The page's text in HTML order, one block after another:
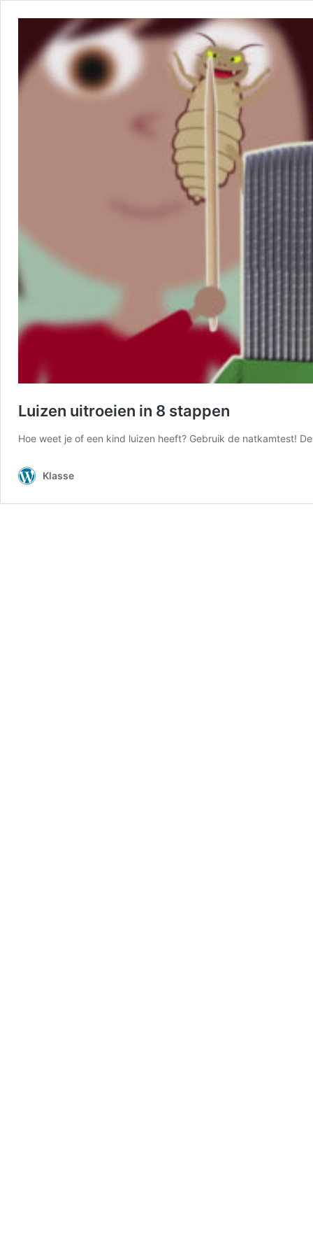
Luizen uitroeien in 8 stappen
Hoe weet je of een kind luizen heeft? Gebruik de natkamtest!
Klasse